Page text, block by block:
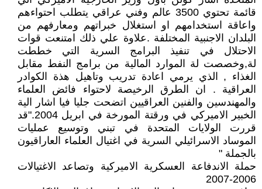
قائمة تحتوي 3500 عالم وفني عراقي يتطلب احتواءهم
واعاقة استخدامهم او استغلال خبراتهم ومعارفهم من
البلدان الاجنبية المختلفة .علاوة علي ذلك امتنعت قوات
الاحتلال في تنفيذ البرامج السرية التي خططت
لة,وخصصت لة الموارد المالية من برامج النفط مقابل
الغذاء , الذي يرمي اعادة تدريب وتاهيل هذة الكوادر
العراقية . ان الطرق الرخيصة لاحتواء فائض العلماء
والمهندسين والفنين العراقيين اتضحت جليا فيا اشار الية
الخبير الاميركي في ورقتة المورخة في ابريل 2004."قد
قررت الولايات المتحدة في تبني وتوسيع عمليات
الموساد الاسرائيلي السرية في اغتيال العلماء العاراقيون
بالجملة "
حملة الاندفاعة العسكرية الاميركية وتصاعد الاغتيالات
2006-2007